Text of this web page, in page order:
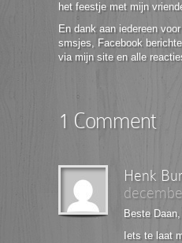
het feestje met mijn
En dank aan iedereen
smsjes, Facebook
via mijn site en alle
1 Comment
Henk
Beste Daan,
Iets te laat